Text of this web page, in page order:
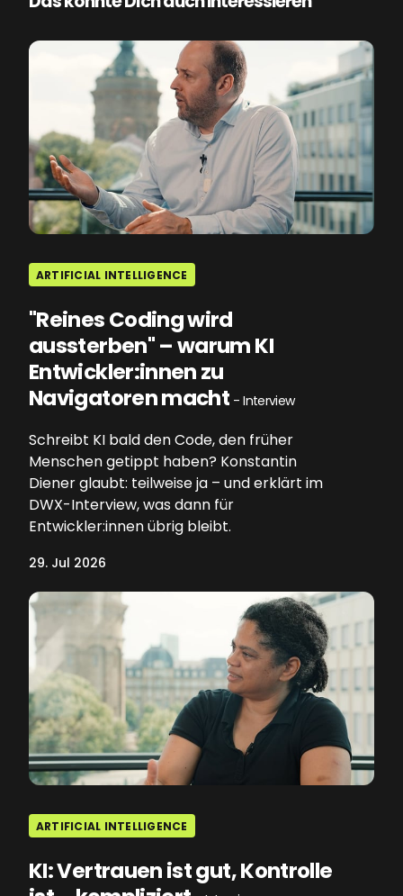
ARTIFICIAL INTELLIGENCE
"Reines Coding wird
aussterben" – warum KI
Entwickler:innen zu
Navigatoren macht - Interview
Schreibt KI bald den Code, den früher
Menschen getippt haben? Konstantin
Diener glaubt: teilweise ja – und erklärt im
DWX-Interview, was dann für
Entwickler:innen übrig bleibt.
29. Jul 2026
ARTIFICIAL INTELLIGENCE
KI: Vertrauen ist gut, Kontrolle